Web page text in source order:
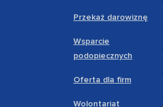
Przekaż darowiznę
Wsparcie
podopiecznych
Oferta dla firm
Wolontariat